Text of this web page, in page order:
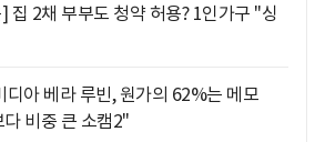
집 2채 부부도 청약 허용? 1인가구 "싱
디아 베라 루빈, 원가의 62%는 메모
비중 큰 소캠2"